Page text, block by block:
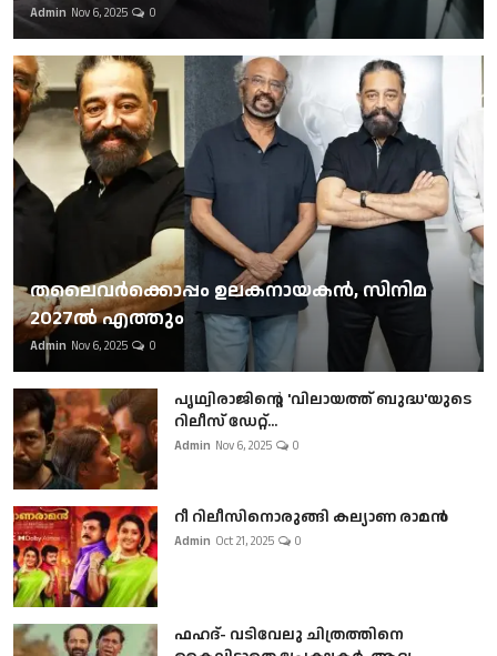
Admin Nov 6, 2025 0
തലൈവര്‍ക്കൊപ്പം ഉലകനായകന്‍, സിനിമ
2027ല്‍ എത്തും
Admin Nov 6, 2025 0
പൃഥ്വിരാജിന്റെ 'വിലായത്ത് ബുദ്ധ'യുടെ
റിലീസ് ഡേറ്റ്...
Admin Nov 6, 2025 0
റീ റിലീസിനൊരുങ്ങി കല്യാണ രാമൻ
Admin Oct 21, 2025 0
ഫഹദ്- വടിവേലു ചിത്രത്തിനെ